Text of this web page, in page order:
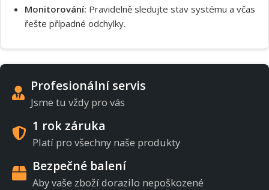
Monitorování: Pravidelně sledujte stav systému a včas
řešte případné odchylky.
Profesionální servis
Jsme tu vždy pro vás
1 rok záruka
Platí pro všechny naše produkty
Bezpečné balení
Aby vaše zboží dorazilo nepoškozené